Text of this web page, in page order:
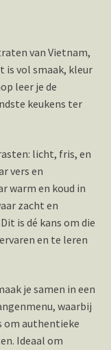
van Vietnam,
is vol smaak, kleur
leer je de
keukens ter
licht, fris, en
vers en
warm en koud in
zacht en
is dé kans om die
en te leren
je samen in een
waarbij
om authentieke
Ideaal om